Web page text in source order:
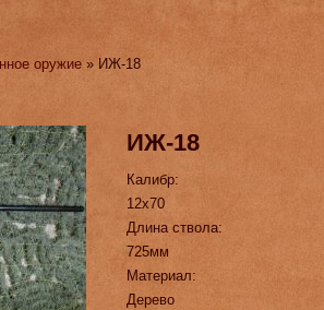
оружие » ИЖ-18
ИЖ-18
Калибр:
12х70
Длина ствола:
725мм
Материал:
Дерево